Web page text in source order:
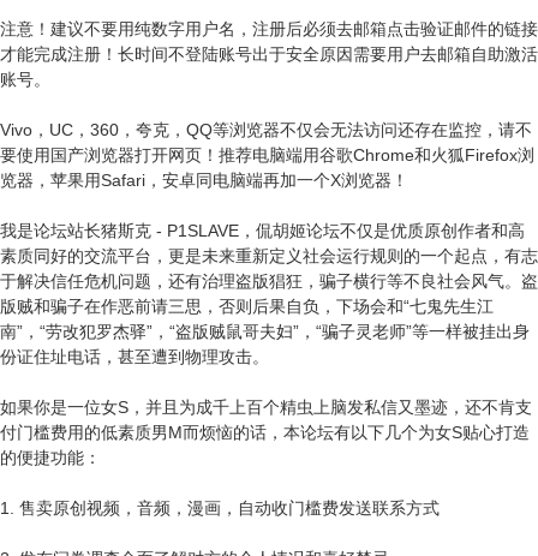
注意！建议不要用纯数字用户名，注册后必须去邮箱点击验证邮件的链接
才能完成注册！长时间不登陆账号出于安全原因需要用户去邮箱自助激活
账号。
Vivo，UC，360，夸克，QQ等浏览器不仅会无法访问还存在监控，请不
要使用国产浏览器打开网页！推荐电脑端用谷歌Chrome和火狐Firefox浏
览器，苹果用Safari，安卓同电脑端再加一个X浏览器！
我是论坛站长猪斯克 - P1SLAVE，侃胡姬论坛不仅是优质原创作者和高
素质同好的交流平台，更是未来重新定义社会运行规则的一个起点，有志
于解决信任危机问题，还有治理盗版猖狂，骗子横行等不良社会风气。盗
版贼和骗子在作恶前请三思，否则后果自负，下场会和“七鬼先生江
南”，“劳改犯罗杰驿”，“盗版贼鼠哥夫妇”，“骗子灵老师”等一样被挂出身
份证住址电话，甚至遭到物理攻击。
如果你是一位女S，并且为成千上百个精虫上脑发私信又墨迹，还不肯支
付门槛费用的低素质男M而烦恼的话，本论坛有以下几个为女S贴心打造
的便捷功能：
1. 售卖原创视频，音频，漫画，自动收门槛费发送联系方式